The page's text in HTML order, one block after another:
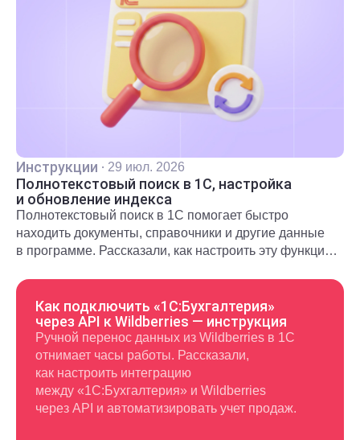
Инструкции · 29 июл. 2026
Полнотекстовый поиск в 1С, настройка
и обновление индекса
Полнотекстовый поиск в 1С помогает быстро
находить документы, справочники и другие данные
в программе. Рассказали, как настроить эту функцию
Как подключить «1С:Бухгалтерия»
через API к Wildberries — инструкция
Ручной перенос данных из Wildberries в 1С
отнимает часы работы. Рассказали,
как настроить интеграцию
между «1С:Бухгалтерия» и Wildberries
через API и автоматизировать учет продаж.